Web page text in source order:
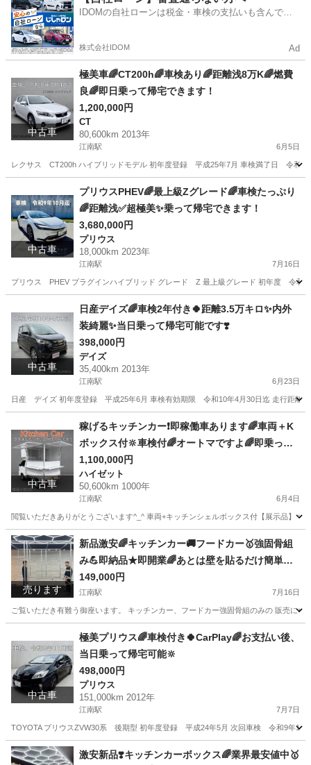
IDOMの自社ローンは税金・車検の支払いも含んでい
株式会社IDOM Ad
中古車
極美車🌈CT200h🌈車検あり🌈距離浅8万K🌈燃費
良🌈即日乗って帰宅できます！
1,200,000円
CT
80,600km 2013年
江南駅 6月5日
レクサス CT200h ハイブリッドモデル 初年度登録 平成25年7月 車検満了日 令
江南駅
中古車
プリウスPHEV🌈最上級Zグレード🌈車検たっぷり
🌈距離浅✅超極美✨乗って帰宅できます！
3,680,000円
プリウス
18,000km 2023年
江南駅 7月16日
プリウス PHEV プラグインハイブリッド グレード Z 最上級グレード 初年度
江南駅 プリウス グレード
中古車
日産デイズ🌈車検2年付き🍀距離3.5万キロ✨内外
装綺麗✨当日乗って帰宅可能です❣️
398,000円
デイズ
35,400km 2013年
江南駅 6月23日
日産 デイズ 初年度登録 平成25年6月 車検有効期限 令和10年4月30日迄 走行距離
江南駅 デイズ 走行距離
中古車
稼げるキッチンカー❗️即稼働車あります🌈車両＋K
ボックス付🔆車検付🌈オートマですよ🌈即乗って
帰宅可能❗️
1,100,000円
ハイゼット
50,600km 1000年
江南駅 6月4日
閲覧いただきありがとうございます^_^ 車両+キッチンシェルボックス付【展示品】
愛知 江南市 江南駅 ハイゼット
売ります
新品激安🌈キッチンカー🚚フードカー🥇強固骨組
み💪即納品★即開業🌈あとは壁を貼るだけ簡単キ
ット❣️
149,000円
江南駅 7月16日
ご覧いただき有難う御座います。 キッチンカー、フードカー強固骨組のみの 販売に
江南駅 外装、車外用品 キッチンカー
中古車
極美プリウス🌈車検付き🍀CarPlay🌈お支払い後、
当日乗って帰宅可能🔆
498,000円
プリウス
151,000km 2012年
江南駅 7月7日
TOYOTA プリウスZVW30系 後期型 初年度登録 平成24年5月 次回車検 令和9年11
愛知 江南市 江南駅 プリウス
激安新品❣️キッチンカーボックス🌈業界最安値中🥇